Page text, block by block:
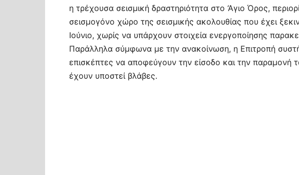
η τρέχουσα σεισμική δραστηριότητα στο ‘Αγιο Όρος,
σεισμογόνο χώρο της σεισμικής ακολουθίας που έχει
Ιούνιο, χωρίς να υπάρχουν στοιχεία ενεργοποίησης
Παράλληλα σύμφωνα με την ανακοίνωση, η Επιτροπή
επισκέπτες να αποφεύγουν την είσοδο και την παραμονή
έχουν υποστεί βλάβες.